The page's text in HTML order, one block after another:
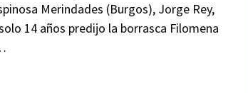
Merindades (Burgos), Jorge Rey,
14 años predijo la borrasca Filomena